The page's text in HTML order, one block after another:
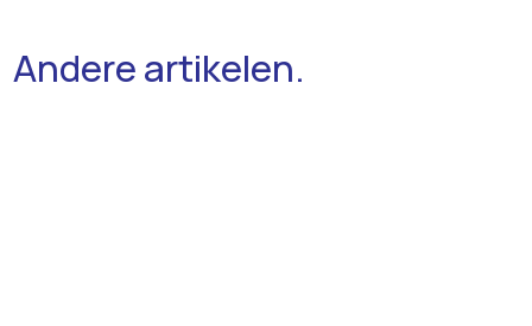
Andere artikelen.